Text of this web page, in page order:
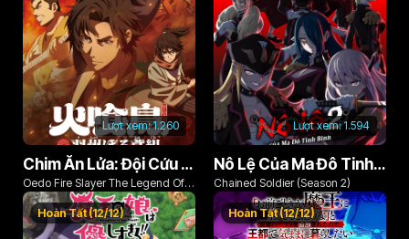
Lượt xem:1.260
Chim Ăn Lửa: Đội Cứu Hỏa Rách Rưới Vùng Ushu
Oedo Fire Slayer The Legend Of
Phoenix
Lượt xem:1.594
Nô Lệ Của Ma Đô Tinh Binh (Phần 2)
Chained Soldier (Season 2)
Hoàn Tất (12/12) Hoàn Tất (12/12)